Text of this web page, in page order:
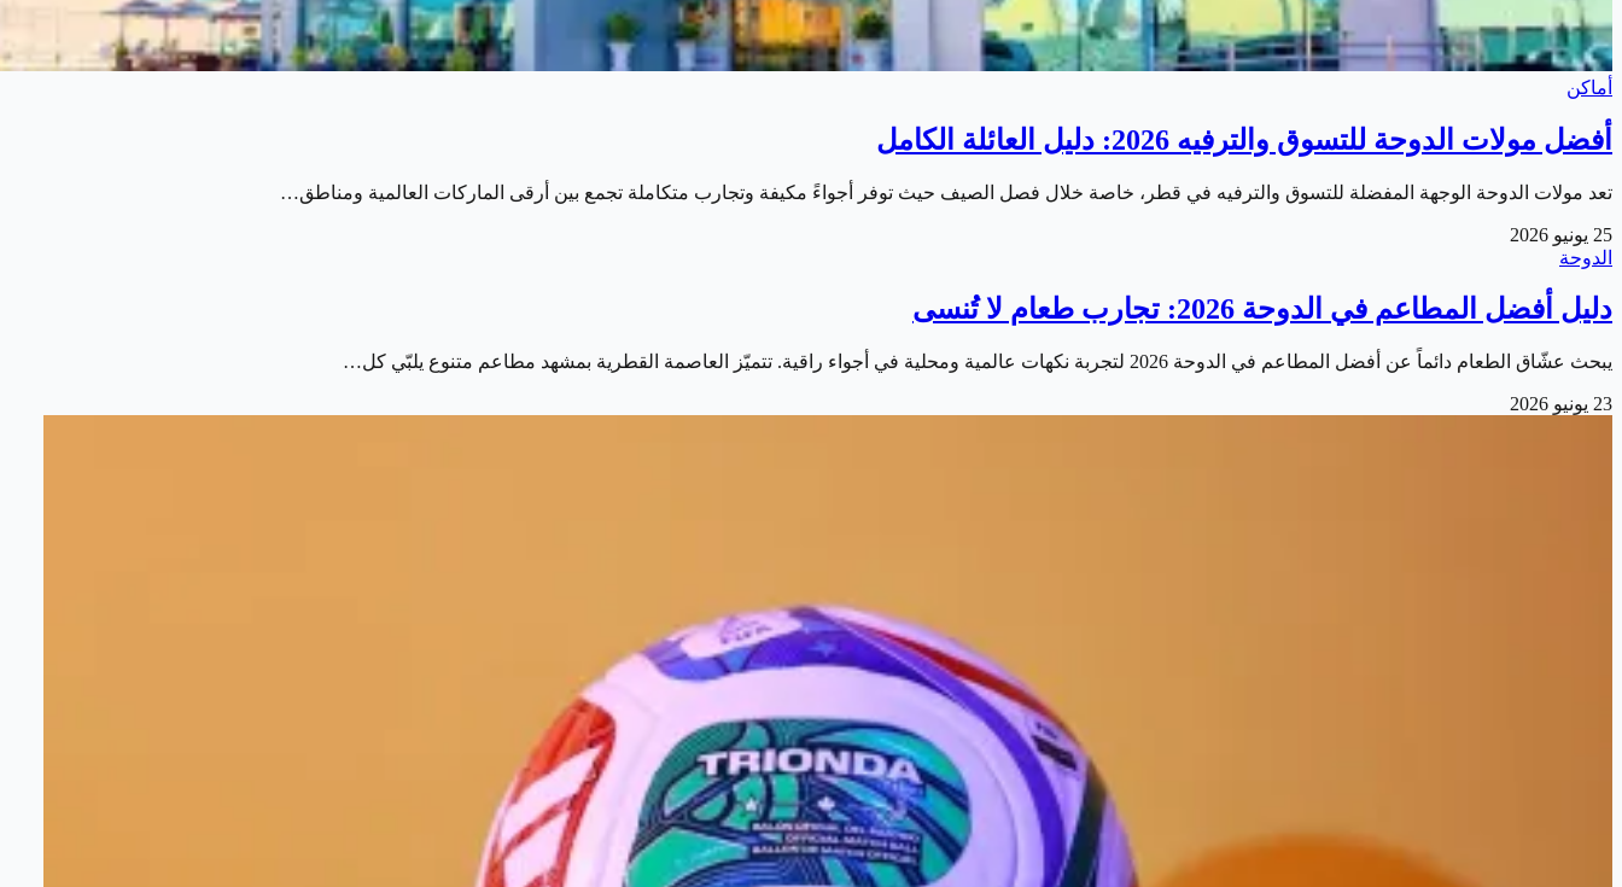
أماكن
أفضل مولات الدوحة للتسوق والترفيه 2026: دليل العائلة الكامل
تعد مولات الدوحة الوجهة المفضلة للتسوق والترفيه في قطر، خاصة خلال فصل الصيف حيث توفر أجواءً مكيفة وتجارب متكاملة تجمع بين أرقى الماركات العالمية ومناطق…
25 يونيو 2026
الدوحة
دليل أفضل المطاعم في الدوحة 2026: تجارب طعام لا تُنسى
يبحث عشّاق الطعام دائماً عن أفضل المطاعم في الدوحة 2026 لتجربة نكهات عالمية ومحلية في أجواء راقية. تتميّز العاصمة القطرية بمشهد مطاعم متنوع يلبّي كل…
23 يونيو 2026